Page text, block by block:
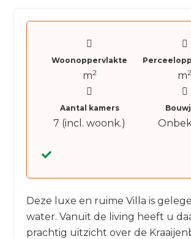
Woonoppervlakte
m2 m2
Aantal kamers
7 (incl. woonk.)
Deze luxe en ruime Villa is
water. Vanuit de living heeft u
prachtig uitzicht over de